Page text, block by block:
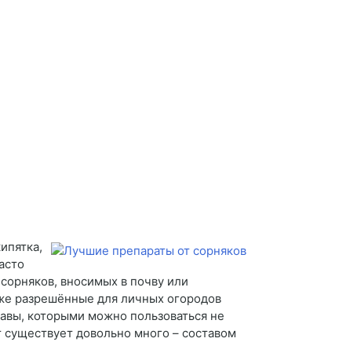
вносимых в почву или
разрешённые для личных огородов
которыми можно пользоваться не
довольно много – составом